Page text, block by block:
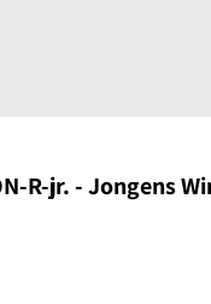
R-jr. - Jongens